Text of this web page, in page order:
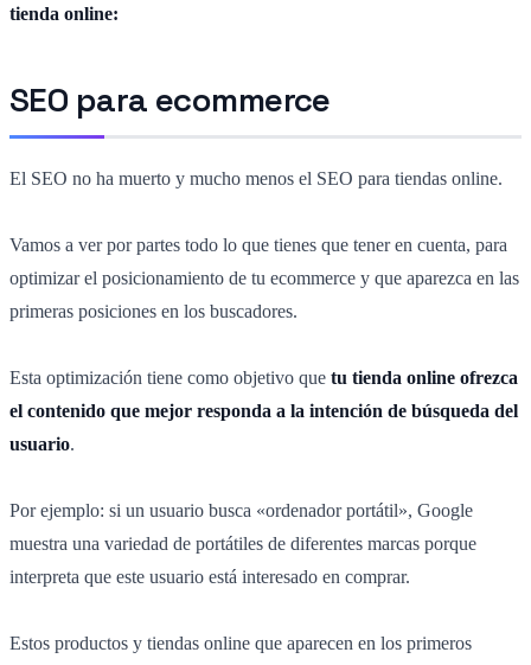
tienda online:
SEO para ecommerce
El SEO no ha muerto y mucho menos el SEO para tiendas online.
Vamos a ver por partes todo lo que tienes que tener en cuenta, para
optimizar el posicionamiento de tu ecommerce y que aparezca en las
primeras posiciones en los buscadores.
Esta optimización tiene como objetivo que tu tienda online ofrezca
el contenido que mejor responda a la intención de búsqueda del
usuario.
Por ejemplo: si un usuario busca «ordenador portátil», Google
muestra una variedad de portátiles de diferentes marcas porque
interpreta que este usuario está interesado en comprar.
Estos productos y tiendas online que aparecen en los primeros